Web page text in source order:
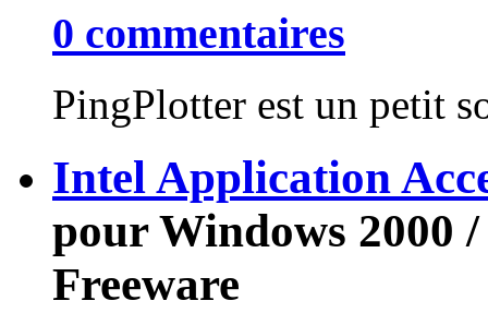
0 commentaires
PingPlotter est un petit
Intel Application
pour Windows 2000
Freeware